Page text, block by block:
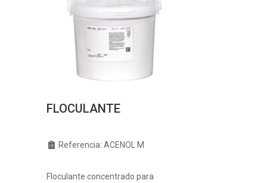
FLOCULANTE
Referencia: ACENOL M
Floculante concentrado para